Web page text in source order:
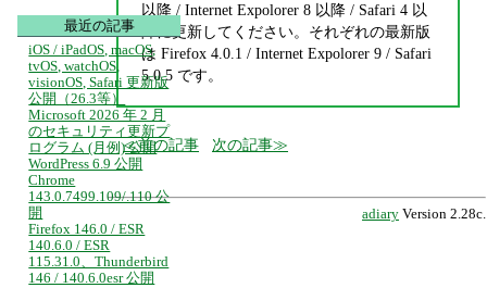
以降 / Internet Expolorer 8 以降 / Safari 4 以
降に更新してください。それぞれの最新版
は Firefox 4.0.1 / Internet Expolorer 9 / Safari
5.0.5 です。
前の記事 次の記事
adiary Version 2.28c.
最近の記事
iOS / iPadOS, macOS,
tvOS, watchOS,
visionOS, Safari 更新版
公開（26.3等）
Microsoft 2026 年 2 月
のセキュリティ更新プ
ログラム (月例) 公開
WordPress 6.9 公開
Chrome
143.0.7499.109/.110 公
開
Firefox 146.0 / ESR
140.6.0 / ESR
115.31.0、Thunderbird
146 / 140.6.0esr 公開